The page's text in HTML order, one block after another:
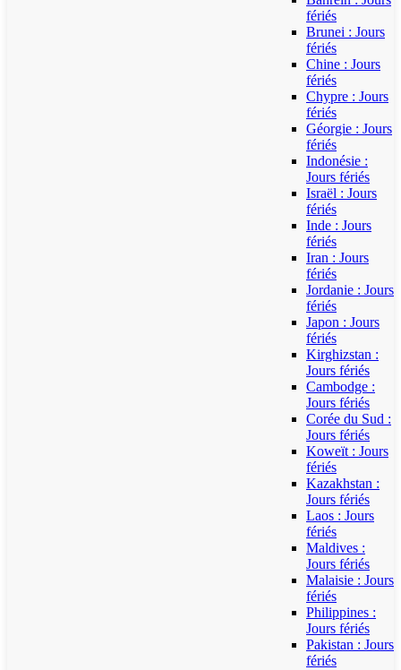
fériés
Brunei : Jours
fériés
Chine : Jours
fériés
Chypre : Jours
fériés
Géorgie : Jours
fériés
Indonésie :
Jours fériés
Israël : Jours
fériés
Inde : Jours
fériés
Iran : Jours
fériés
Jordanie : Jours
fériés
Japon : Jours
fériés
Kirghizstan :
Jours fériés
Cambodge :
Jours fériés
Corée du Sud :
Jours fériés
Koweït : Jours
fériés
Kazakhstan :
Jours fériés
Laos : Jours
fériés
Maldives :
Jours fériés
Malaisie : Jours
fériés
Philippines :
Jours fériés
Pakistan : Jours
fériés